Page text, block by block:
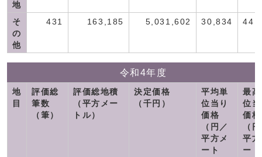
地
そ
の
他
431 163,185 5,031,602 30,834
令和4年度
地
目
評価総
筆数
（筆）
評価総地積
（平方メー
トル）
決定価格
（千円）
平均単
位当り
価格
（円／
平方メ
ート
最
位
価格
（
平
ート